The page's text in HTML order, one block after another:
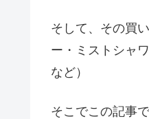
そして、その買
ー・ミストシャ
など）
そこでこの記事